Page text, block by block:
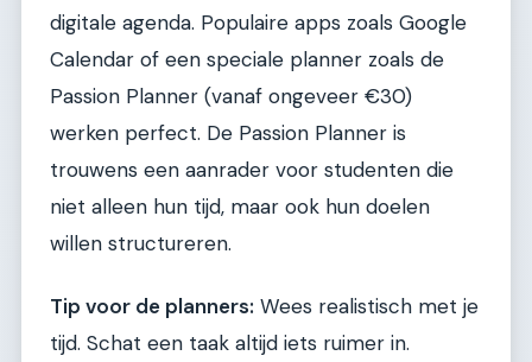
digitale agenda. Populaire apps zoals Google
Calendar of een speciale planner zoals de
Passion Planner (vanaf ongeveer €30)
werken perfect. De Passion Planner is
trouwens een aanrader voor studenten die
niet alleen hun tijd, maar ook hun doelen
willen structureren.
Tip voor de planners: Wees realistisch met je
tijd. Schat een taak altijd iets ruimer in.